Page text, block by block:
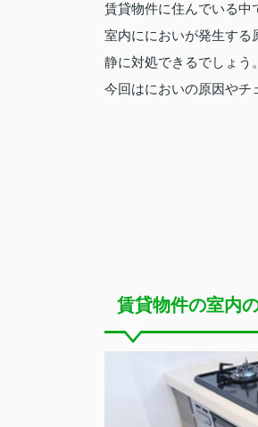
賃貸物件に住んでいる中
室内ににおいが発生する
静に対処できるでしょう。
今回はにおいの原因やチ
賃貸物件の室内